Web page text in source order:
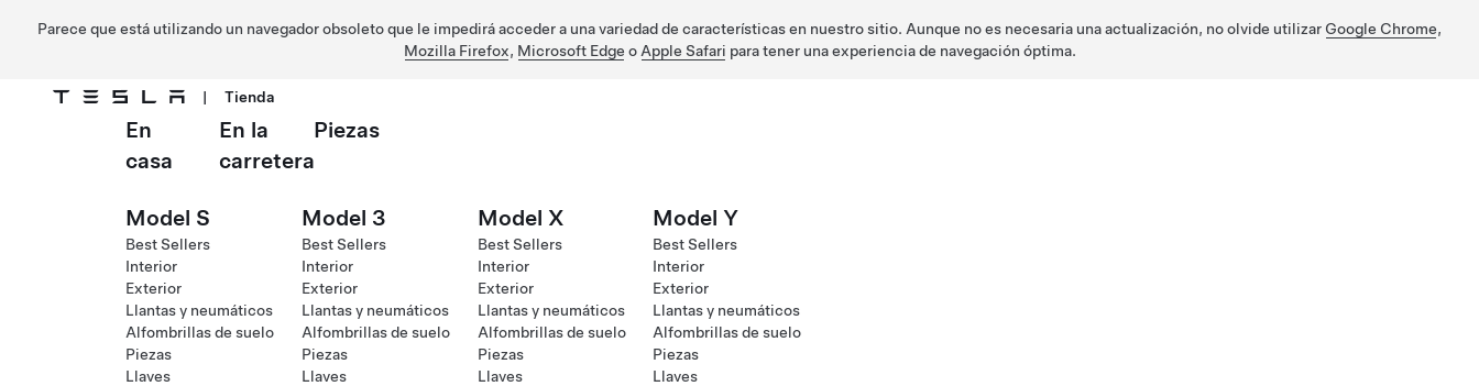
Parece que está utilizando un navegador obsoleto que le impedirá acceder a una variedad de características en nuestro sitio. Aunque no es necesaria una actualización, no olvide utilizar Google Chrome,
Mozilla Firefox, Microsoft Edge o Apple Safari para tener una experiencia de navegación óptima.
Ir al contenido principal
| Tienda
En
casa
En la
carretera
Piezas
Model S
Best Sellers
Interior
Exterior
Llantas y neumáticos
Alfombrillas de suelo
Piezas
Llaves
Model 3
Best Sellers
Interior
Exterior
Llantas y neumáticos
Alfombrillas de suelo
Piezas
Llaves
Model X
Best Sellers
Interior
Exterior
Llantas y neumáticos
Alfombrillas de suelo
Piezas
Llaves
Model Y
Best Sellers
Interior
Exterior
Llantas y neumáticos
Alfombrillas de suelo
Piezas
Llaves